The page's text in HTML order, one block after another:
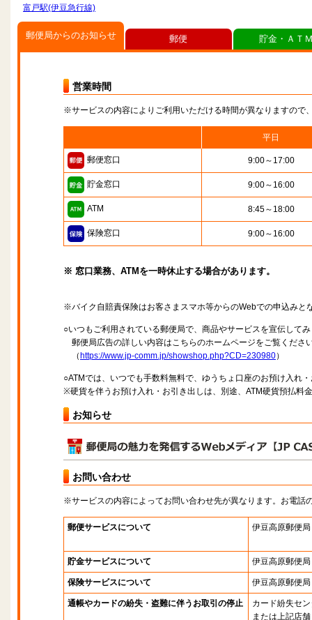
富戸駅(伊豆急行線)
郵便局からのお知らせ
営業時間
※サービスの内容によりご利用いただける時間が異なりますので
平日
郵便窓口 9:00～17:00
貯金窓口 9:00～16:00
ATM 8:45～18:00
保険窓口 9:00～16:00
※ 窓口業務、ATMを一時休止する場合があります。
※バイク自賠責保険はお客さまスマホ等からのWebでの申込みと
○いつもご利用されている郵便局で、商品やサービスを宣伝して
郵便局広告の詳しい内容はこちらのホームページをご覧くださ
（ https://www.jp-comm.jp/showshop.php?CD=230980）
○ATMでは、いつでも手数料無料で、ゆうちょ口座のお預け入れ
※硬貨を伴うお預け入れ・お引き出しは、別途、ATM硬貨預払料
お知らせ
お問い合わせ
※サービスの内容によってお問い合わせ先が異なります。お電話
郵便サービスについて 伊豆高原郵便局
貯金サービスについて 伊豆高原郵便局
保険サービスについて 伊豆高原郵便局
通帳やカードの紛失・盗難に伴うお取引の停止
カード紛失セ
または上記店舗
郵便 貯金・ＡＴ